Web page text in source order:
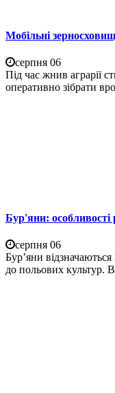
Мобільні
серпня 06
Під час жнив аграрії
оперативно зібрати
Бур'яни: особливості
серпня 06
Бур’яни
до польових культур.